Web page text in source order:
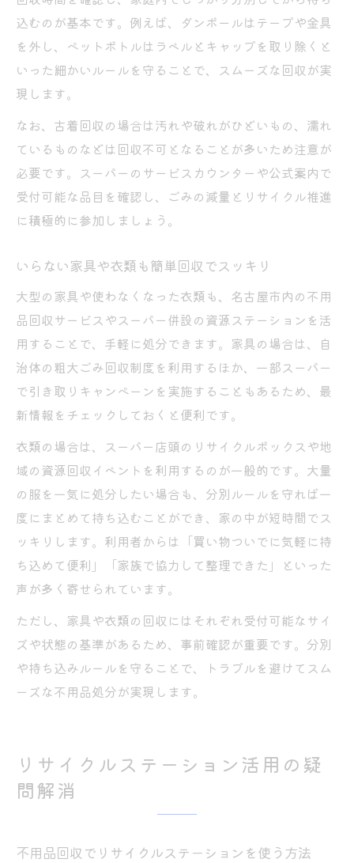
込むのが基本です。例えば、ダンボールはテープや金具
を外し、ペットボトルはラベルとキャップを取り除くと
いった細かいルールを守ることで、スムーズな回収が実
現します。
なお、古着回収の場合は汚れや破れがひどいもの、濡れ
ているものなどは回収不可となることが多いため注意が
必要です。スーパーのサービスカウンターや公式案内で
受付可能な品目を確認し、ごみの減量とリサイクル推進
に積極的に参加しましょう。
いらない家具や衣類も簡単回収でスッキリ
大型の家具や使わなくなった衣類も、名古屋市内の不用
品回収サービスやスーパー併設の資源ステーションを活
用することで、手軽に処分できます。家具の場合は、自
治体の粗大ごみ回収制度を利用するほか、一部スーパー
で引き取りキャンペーンを実施することもあるため、最
新情報をチェックしておくと便利です。
衣類の場合は、スーパー店頭のリサイクルボックスや地
域の資源回収イベントを利用するのが一般的です。大量
の服を一気に処分したい場合も、分別ルールを守れば一
度にまとめて持ち込むことができ、家の中が短時間でス
ッキリします。利用者からは「買い物ついでに気軽に持
ち込めて便利」「家族で協力して整理できた」といった
声が多く寄せられています。
ただし、家具や衣類の回収にはそれぞれ受付可能なサイ
ズや状態の基準があるため、事前確認が重要です。分別
や持ち込みルールを守ることで、トラブルを避けてスム
ーズな不用品処分が実現します。
リサイクルステーション活用の疑
問解消
不用品回収でリサイクルステーションを使う方法